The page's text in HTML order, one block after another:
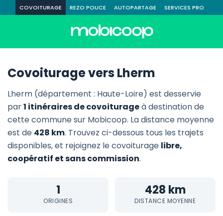
COVOITURAGE REZO POUCE AUTOPARTAGE SERVICES PRO
Covoiturage vers Lherm
Lherm (département : Haute-Loire) est desservie
par1 itinéraires de covoiturageà destination de
cette commune sur Mobicoop. La distance moyenne
est de 428 km. Trouvez ci-dessous tous les trajets
disponibles, et rejoignez le covoiturage libre,
coopératif et sans commission.
1
ORIGINES
428 km
DISTANCE MOYENNE